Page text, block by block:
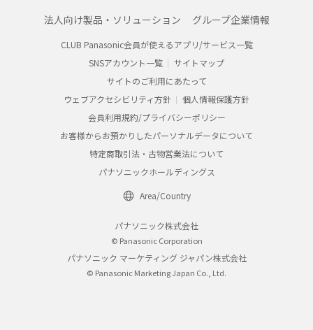
法人向け製品・ソリューション グループ企業情報
CLUB Panasonic会員が使えるアプリ/サービス一覧
SNSアカウント一覧
サイトマップ
サイトのご利用にあたって
ウェブアクセシビリティ方針
個人情報保護方針
会員利用規約/プライバシーポリシー
お客様からお預かりしたパーソナルデータについて
特定商取引法・古物営業法について
パナソニックホールディングス
Area/Country
パナソニック株式会社
© Panasonic Corporation
パナソニック マーケティング ジャパン株式会社
© Panasonic Marketing Japan Co., Ltd.